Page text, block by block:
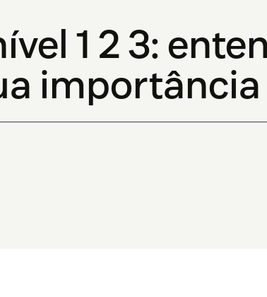
1 2 3:
importância